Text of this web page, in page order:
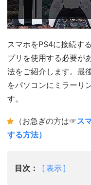
スマホをPS4に接続す
プリを使用する必要が
法をご紹介します。最
をパソコンにミラーリ
す。
（お急ぎの方は☞ス
する方法）
目次： 表示